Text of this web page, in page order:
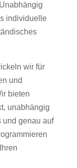
individuelle
wir für
und
bieten
unabhängig
und genau auf